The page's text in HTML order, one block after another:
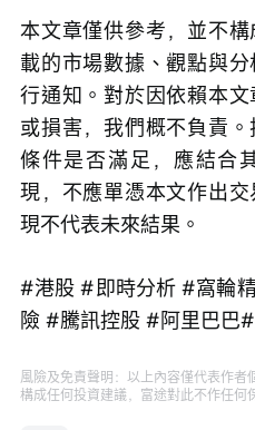
本文章僅供參考，並不
載的市場數據、觀點與
行通知。對於因依賴本
或損害，我們概不負責
條件是否滿足，應結合
現，不應單憑本文作出
現不代表未來結果。
#港股 #即時分析 #窩輪
險 #騰訊控股 #阿里巴巴
風險及免責聲明：以上內容僅代表作
構成任何投資建議，富途對此不作任何